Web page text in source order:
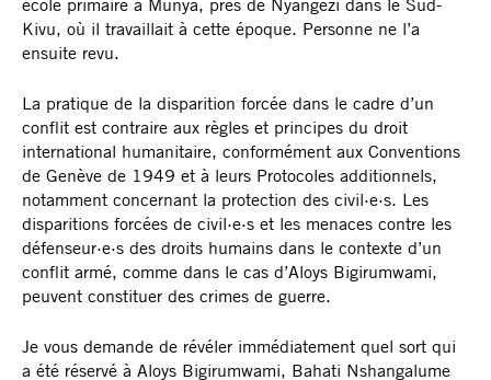
Crédit photo : Privé
Kivu, où il travaillait à cette époque. Personne ne l’a
ensuite revu.
La pratique de la disparition forcée dans le cadre d’un
conflit est contraire aux règles et principes du droit
international humanitaire, conformément aux Conventions
de Genève de 1949 et à leurs Protocoles additionnels,
notamment concernant la protection des civil·e·s. Les
disparitions forcées de civil·e·s et les menaces contre les
défenseur·e·s des droits humains dans le contexte d’un
conflit armé, comme dans le cas d’Aloys Bigirumwami,
peuvent constituer des crimes de guerre.
Je vous demande de révéler immédiatement quel sort qui
a été réservé à Aloys Bigirumwami, Bahati Nshangalume